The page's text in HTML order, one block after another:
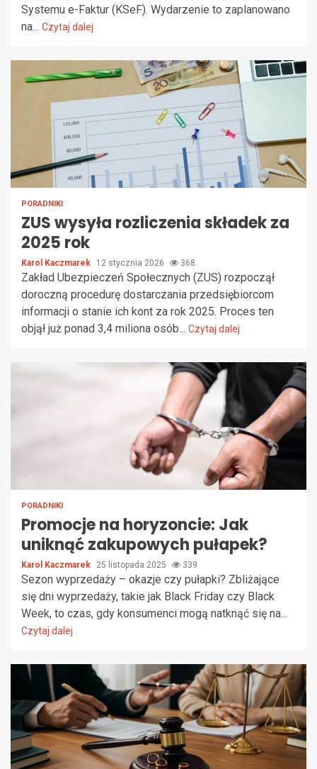
Systemu e-Faktur (KSeF). Wydarzenie to zaplanowano
na... Czytaj dalej
PORADNIKI
ZUS wysyła rozliczenia składek za
2025 rok
Karol Kaczmarek 12 stycznia 2026 368
Zakład Ubezpieczeń Społecznych (ZUS) rozpoczął
doroczną procedurę dostarczania przedsiębiorcom
informacji o stanie ich kont za rok 2025. Proces ten
objął już ponad 3,4 miliona osób... Czytaj dalej
PORADNIKI
Promocje na horyzoncie: Jak
uniknąć zakupowych pułapek?
Karol Kaczmarek 25 listopada 2025 339
Sezon wyprzedaży – okazje czy pułapki? Zbliżające
się dni wyprzedaży, takie jak Black Friday czy Black
Week, to czas, gdy konsumenci mogą natknąć się na...
Czytaj dalej